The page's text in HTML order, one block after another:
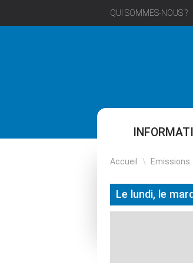
QUI SOMMES-NOUS ?
Accueil \ Emissions
Le lundi, le